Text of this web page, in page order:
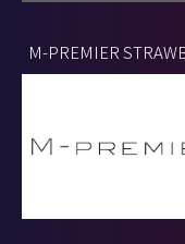
M-PREMIER